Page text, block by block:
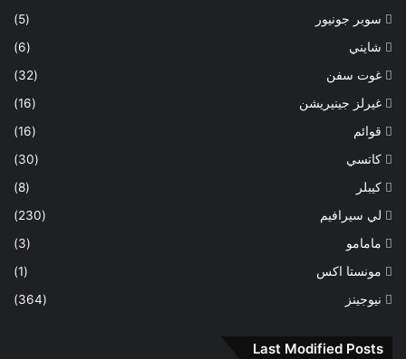
سوبر جونيور
(5)
شايني
(6)
غوت سفن
(32)
غيرلز جينيريشن
(16)
قوائم
(16)
كاتسي
(30)
كيبلر
(8)
لي سيرافيم
(230)
مامامو
(3)
مونستا اكس
(1)
نيوجينز
(364)
Last Modified Posts